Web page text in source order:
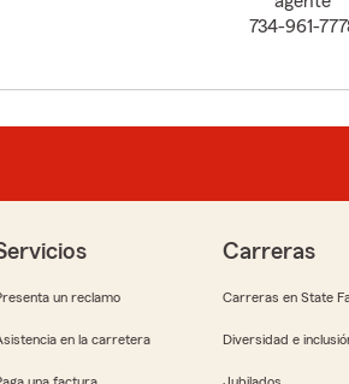
734-961-
un reclamo
en la carretera
Carreras
Carreras en State
Diversidad e